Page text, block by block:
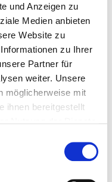
und Anzeigen zu
Medien anbieten
Website zu
zu Ihrer
Partner für
weiter. Unsere
möglicherweise mit
ihnen bereitgestellt
sich erheben